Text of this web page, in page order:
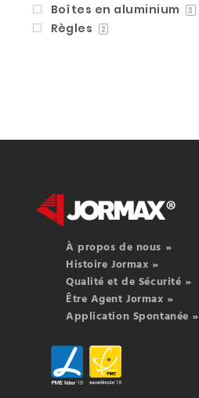
Boîtes en aluminium 3
Règles 2
À propos de nous »
Histoire Jormax »
Qualité et de Sécurité »
Être Agent Jormax »
Application Spontanée »